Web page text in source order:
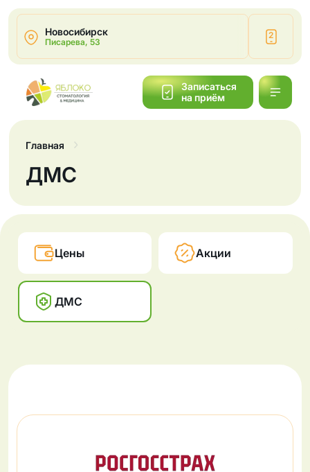
Новосибирск
Писарева, 53
2
Записаться
на приём
Главная
ДМС
Цены Акции
ДМС
Написать
Обратный